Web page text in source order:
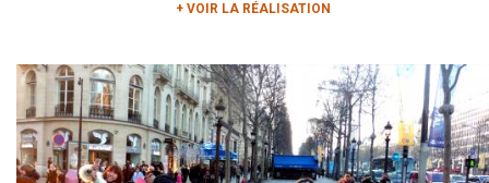
+ VOIR LA RÉALISATION